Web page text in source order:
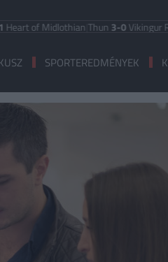
|Thun3-0 Vikingur Reykjavik
SPORTEREDMÉNYEK